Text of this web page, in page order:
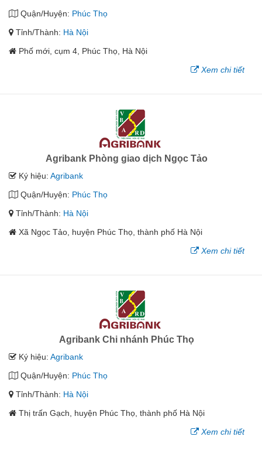
Quận/Huyện: Phúc Thọ
Tỉnh/Thành: Hà Nội
Phố mới, cụm 4, Phúc Thọ, Hà Nội
Xem chi tiết
Agribank Phòng giao dịch Ngọc Tảo
Ký hiệu: Agribank
Quận/Huyện: Phúc Thọ
Tỉnh/Thành: Hà Nội
Xã Ngọc Tảo, huyện Phúc Thọ, thành phố Hà Nội
Xem chi tiết
Agribank Chi nhánh Phúc Thọ
Ký hiệu: Agribank
Quận/Huyện: Phúc Thọ
Tỉnh/Thành: Hà Nội
Thị trấn Gạch, huyện Phúc Thọ, thành phố Hà Nội
Xem chi tiết